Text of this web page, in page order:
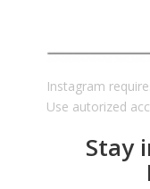
Instagram
Use autorized
Stay